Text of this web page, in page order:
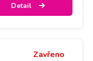
Detail
Zavřeno